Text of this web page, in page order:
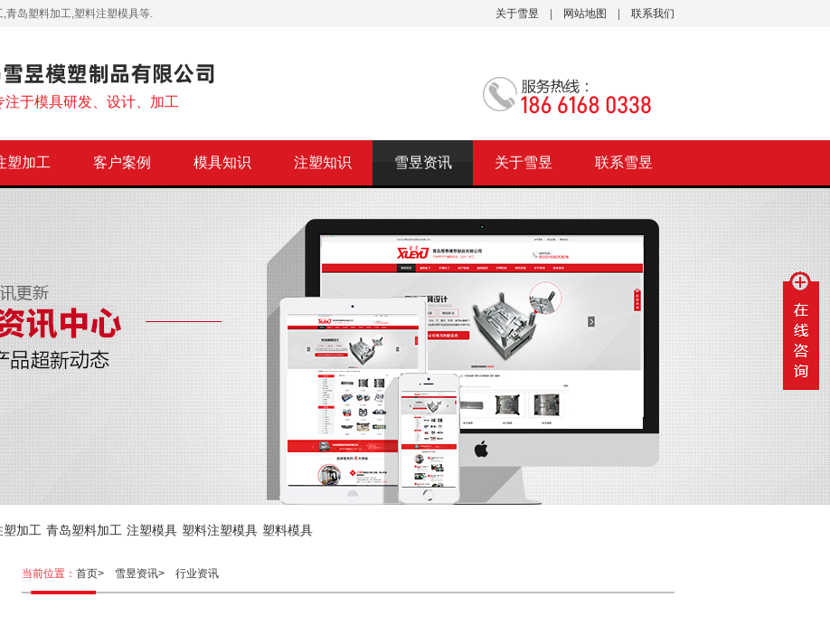
青岛塑料加工,塑料注塑模具等. 关于雪昱 网站地图 联系我们
注于模具研发、设计、加工
塑加工 客户案例 模具知识 注塑知识 雪昱资讯 关于雪昱 联系雪昱
塑加工 青岛塑料加工 注塑模具 塑料注塑模具 塑料模具
当前位置： 首页> 雪昱资讯> 行业资讯